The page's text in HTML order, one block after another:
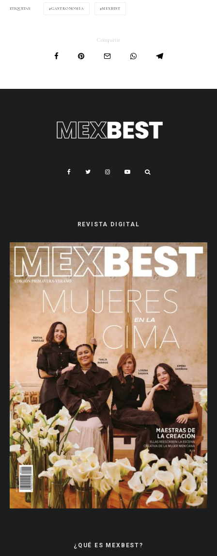
ETIQUETAS GASTRONOMÍA MEXBEST
Compartir
REVISTA DIGITAL
¿QUÉ ES MEXBEST?